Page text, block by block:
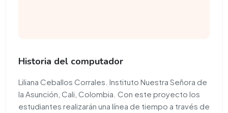
Historia del computador
Liliana Ceballos Corrales. Instituto Nuestra Señora de
la Asunción, Cali, Colombia. Con este proyecto los
estudiantes realizarán una línea de tiempo a través de